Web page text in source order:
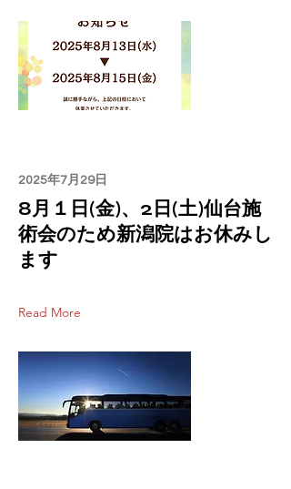
2025年7月29日
8月１日(金)、2日(土)仙台施
術会のため新潟院はお休みし
ます
Read More